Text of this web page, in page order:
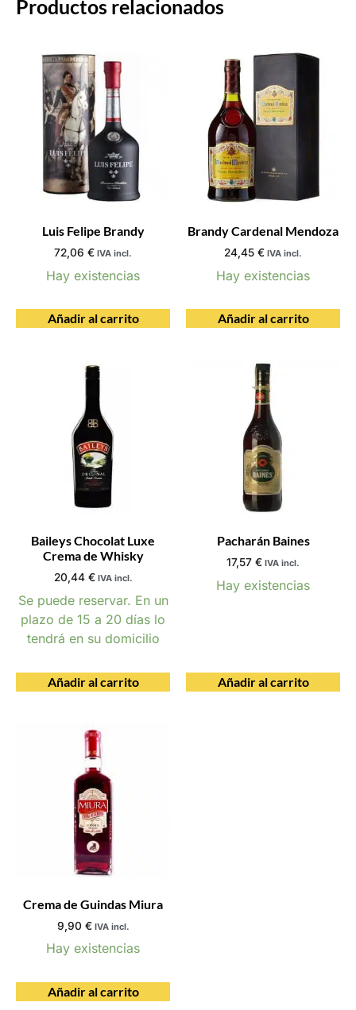
Productos relacionados
Luis Felipe Brandy
72,06 € IVA incl.
Hay existencias
Añadir al carrito
Brandy Cardenal Mendoza
24,45 € IVA incl.
Hay existencias
Añadir al carrito
Baileys Chocolat Luxe
Crema de Whisky
20,44 € IVA incl.
Se puede reservar. En un
plazo de 15 a 20 días lo
tendrá en su domicilio
Añadir al carrito
Pacharán Baines
17,57 € IVA incl.
Hay existencias
Añadir al carrito
Crema de Guindas Miura
9,90 € IVA incl.
Hay existencias
Añadir al carrito